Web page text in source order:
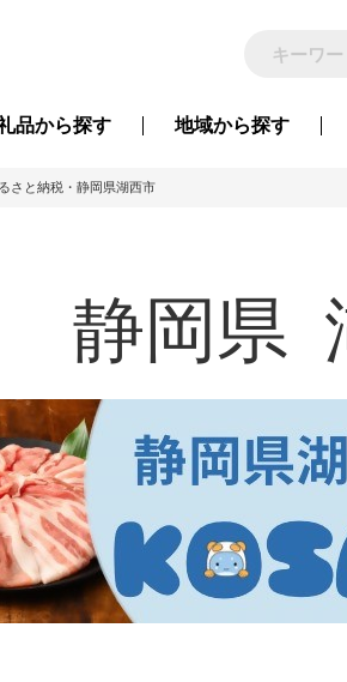
品から探す 地域から探す
さと納税・静岡県湖西市
静岡県